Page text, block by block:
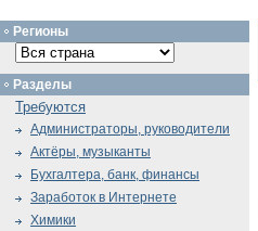
Регионы
Разделы
Требуются
Администраторы, руководители
Актёры, музыканты
Бухгалтера, банк, финансы
Заработок в Интернете
Химики